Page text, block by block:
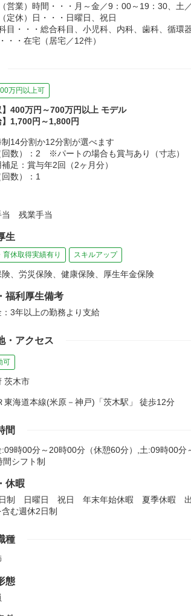
営業）時間・・・月～金／9：00～19：30、土
定休）日・・・日曜日、祝日
目・・・総合科目、小児科、内科、歯科、循環
・・在宅（居宅／12件）
万円以上可
】400万円～700万円以上 モデル
】1,700円～1,800円
14分割か12分割が選べます
回数）：2 ※パートの場合も賞与あり（寸志）
足：賞与年2回（2ヶ月分）
数）：1
当 残業手当
生
育休取得実績有り スキルアップ
険、労災保険、健康保険、厚生年金保険
福利厚生備考
3年以上の勤務より支給
・アクセス
可
茨木市
東海道本線(米原－神戸)「茨木駅」 徒歩12分
間
:09時00分～20時00分（休憩60分）,土:09時00分
間シフト制
休暇
制 日曜日 祝日 年末年始休暇 夏季休暇 出
む週休2日制
種
態